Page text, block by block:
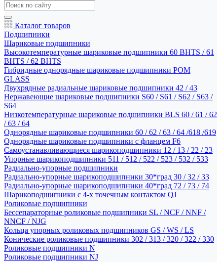
Каталог товаров
Подшипники
Шариковые подшипники
Высокотемпературные шариковые подшипники 60 BHTS / 61
BHTS / 62 BHTS
Гибридные однорядные шариковые подшипники POM
GLASS
Двухрядные радиальные шариковые подшипники 42 / 43
Нержавеющие шариковые подшипники S60 / S61 / S62 / S63 /
S64
Низкотемпературные шариковые подшипники BLS 60 / 61 / 62
/ 63 / 64
Однорядные шариковые подшипники 60 / 62 / 63 / 64 /618 /619
Однорядные шариковые подшипники с фланцем F6
Самоустанавливающиеся шарикоподшипники 12 / 13 / 22 / 23
Упорные шарикоподшипники 511 / 512 / 522 / 523 / 532 / 533
Радиально-упорные подшипники
Радиально-упорные шарикоподшипники 30*град 30 / 32 / 33
Радиально-упорные шарикоподшипники 40*град 72 / 73 / 74
Шарикоподшипники с 4-х точечным контактом QJ
Роликовые подшипники
Бессепараторные роликовые подшипники SL / NCF / NNF /
NNCF / NJG
Кольца упорных роликовых подшипников GS / WS / LS
Конические роликовые подшипники 302 / 313 / 320 / 322 / 330
Роликовые подшипники N
Роликовые подшипники NJ